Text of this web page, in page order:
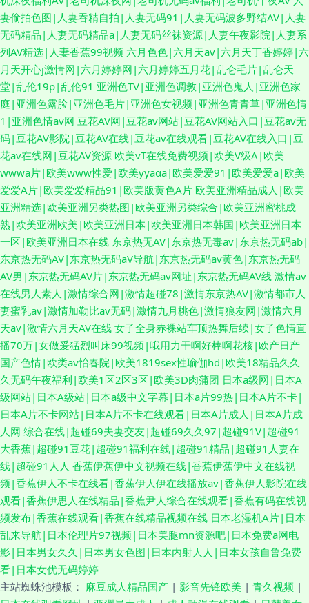
妻偷拍色图|人妻吞精自拍|人妻无码91|人妻无码波多野结AV|人妻
无码精品|人妻无码精品a|人妻无码丝袜资源|人妻午夜影院|人妻系
列AV精选|人妻香蕉99视频 六月色色|六月天av|六月天丁香婷婷|六
月天开心j激情网|六月婷婷网|六月婷婷五月花|乱仑毛片|乱仑天
堂|乱伦19p|乱伦91 亚洲色TV|亚洲色调教|亚洲色鬼人|亚洲色家
庭|亚洲色露脸|亚洲色毛片|亚洲色女视频|亚洲色青青草|亚洲色情
1|亚洲色情av网 豆花AV网|豆花av网站|豆花AV网站入口|豆花av无
码|豆花AV影院|豆花AV在线|豆花av在线观看|豆花AV在线入口|豆
花av在线网|豆花AV资源 欧美vT在线免费视频|欧美V级A|欧美
wwwa片|欧美www性爱|欧美yyaαa|欧美爱爱91|欧美爱爱a|欧美
爱爱A片|欧美爱爱精品91|欧美版黄色A片 欧美亚洲精品成人|欧美
亚洲精选|欧美亚洲另类热图|欧美亚洲另类综合|欧美亚洲蜜桃成
熟|欧美亚洲欧美|欧美亚洲日本|欧美亚洲日本韩国|欧美亚洲日本
一区|欧美亚洲日本在线 东京热无AV|东京热无毒av|东京热无码ab|
东京热无码AV|东京热无码aV导航|东京热无码av黄色|东京热无码
AV男|东京热无码AV片|东京热无码av网址|东京热无码AV线 激情av
在线男人素人|激情综合网|激情超碰78|激情东京热AV|激情都市人
妻蜜乳av|激情加勒比av无码|激情九月桃色|激情狼友网|激情六月
天av|激情六月天AV在线 女子全身赤裸站车顶热舞后续|女子色情直
播70万|女做爰猛烈叫床99视频|哦用力干啊好棒啊花核|欧产日产
国产色情|欧类av怡春院|欧美1819sex性瑜伽hd|欧美18精品久久
久无码午夜福利|欧美1区2区3区|欧美3D肉蒲团 日本a级网|日本A
级网站|日本A级站|日本a级中文字幕|日本a片99热|日本A片不卡|
日本A片不卡网站|日本A片不卡在线观看|日本A片成人|日本A片成
人网 综合在线|超碰69夫妻交友|超碰69久久97|超碰91V|超碰91
大香蕉|超碰91豆花|超碰91福利在线|超碰91精品|超碰91人妻在
线|超碰91人人 香蕉伊蕉伊中文视频在线|香蕉伊蕉伊中文在线视
频|香蕉伊人不卡在线看|香蕉伊人伊在线播放av|香蕉伊人影院在线
观看|香蕉伊思人在线精品|香蕉尹人综合在线观看|香蕉有码在线视
频发布|香蕉在线观看|香蕉在线精品视频在线 日本老湿机A片|日本
乱来导航|日本伦理片97视频|日本美腿mn资源吧|日本免费a网电
影|日本男女久久|日本男女色图|日本内射人人|日本女孩自鲁免费
看|日本女优无码婷婷
主站蜘蛛池模板： 麻豆成人精品国产 | 影音先锋欧美 | 青久视频 |